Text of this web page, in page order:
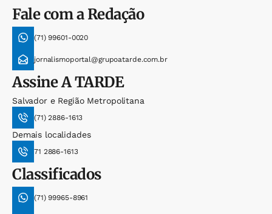
Fale com a Redação
(71) 99601-0020
jornalismoportal@grupoatarde.com.br
AssineA TARDE
Salvador e Região Metropolitana
(71) 2886-1613
Demais localidades
71 2886-1613
Classificados
(71) 99965-8961